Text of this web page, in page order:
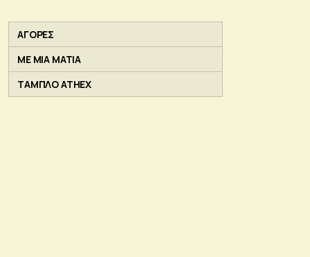
ΑΓΟΡΕΣ
ΜΕ ΜΙΑ ΜΑΤΙΑ
ΤΑΜΠΛΟ ATHEX